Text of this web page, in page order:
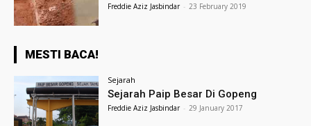
Freddie Aziz Jasbindar - 23 February 2019
MESTI BACA!
Sejarah
Sejarah Paip Besar Di Gopeng
Freddie Aziz Jasbindar - 29 January 2017